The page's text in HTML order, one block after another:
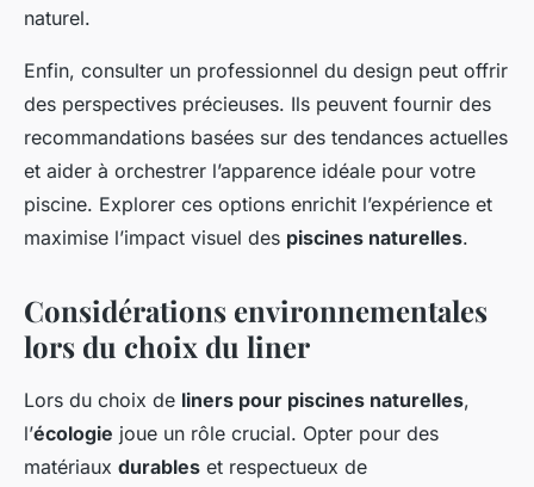
naturel.
Enfin, consulter un professionnel du design peut offrir
des perspectives précieuses. Ils peuvent fournir des
recommandations basées sur des tendances actuelles
et aider à orchestrer l’apparence idéale pour votre
piscine. Explorer ces options enrichit l’expérience et
maximise l’impact visuel des piscines naturelles.
Considérations environnementales
lors du choix du liner
Lors du choix de liners pour piscines naturelles,
l’écologie joue un rôle crucial. Opter pour des
matériaux durables et respectueux de